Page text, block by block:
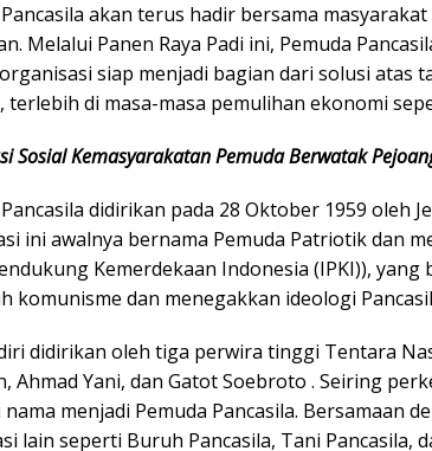
akan terus hadir bersama
Melalui Panen Raya Padi ini, Pemuda
siap menjadi bagian dari solusi atas
terlebih di masa-masa pemulihan ekonomi
Sosial Kemasyarakatan Pemuda Berwatak
didirikan pada 28 Oktober 1959 oleh
ini awalnya bernama Pemuda Patriotik dan
Kemerdekaan Indonesia (IPKI)),
komunisme dan menegakkan ideologi
didirikan oleh tiga perwira tinggi Tentara
Ahmad Yani, dan Gatot Soebroto . Seiring
menjadi Pemuda Pancasila. Bersamaan
lain seperti Buruh Pancasila, Tani Pancasila,